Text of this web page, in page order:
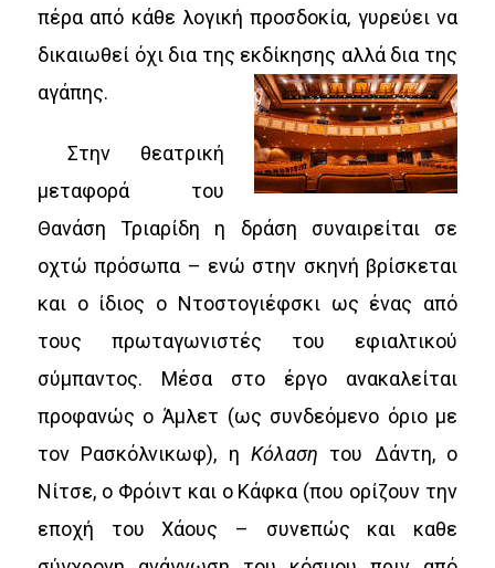
πέρα από κάθε λογική προσδοκία, γυρεύει να
δικαιωθεί όχι δια της εκδίκησης αλλά δια της
αγάπης.
Στην θεατρική
μεταφορά του
Θανάση Τριαρίδη η δράση συναιρείται σε
οχτώ πρόσωπα – ενώ στην σκηνή βρίσκεται
και ο ίδιος ο Ντοστογιέφσκι ως ένας από
τους πρωταγωνιστές του εφιαλτικού
σύμπαντος. Μέσα στο έργο ανακαλείται
προφανώς ο Άμλετ (ως συνδεόμενο όριο με
τον Ρασκόλνικωφ), η Κόλαση του Δάντη, ο
Νίτσε, ο Φρόιντ και ο Κάφκα (που ορίζουν την
εποχή του Χάους – συνεπώς και καθε